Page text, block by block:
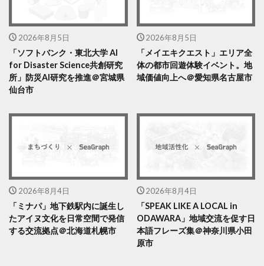
2026年8月5日
「ソフトバンク・東北大学 AI
for Disaster Science共創研究
所」防災AI研究を推進＠宮城県
仙台市
2026年8月5日
「メイエキクエスト」エリア全
体の都市回遊体験イベント。地
域価値向上へ＠愛知県名古屋市
2026年8月4日
「ミナパ」地下鉄駅内に誕生し
たアイヌ文化を日常空間で発信
する交流拠点＠北海道札幌市
2026年8月4日
「SPEAK LIKE A LOCAL in
ODAWARA」地域交流を促す日
本語フレーズ集＠神奈川県小田
原市